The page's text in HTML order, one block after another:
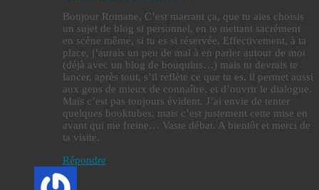
Bonjour Romane, C’est marrant ça, que tu aies choisis
un sujet de blog si personnel, en te mettant sacrément
en scène même, si tu es si réservée. Effectivement, à ta
place, j’aurais un peu de mal à en parler autour de moi
(déjà avec un blog de bouquins…) mais tu devrais te
lancer, après tout, s’il reflète ce que tu es, il permet aussi
aux gens de mieux de connaître, et d’ouvrir le dialogue.
Mais c’est pas toujours évident. J’ai envie de tenter
quelques booktubes, mais c’est justement cette mise en
avant qui me freine… Vaste débat. A bientôt et merci de
ta visite.
Répondre